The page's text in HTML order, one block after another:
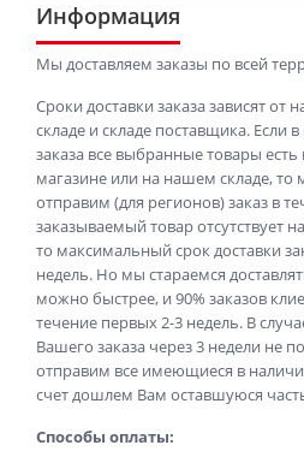
Информация
Мы доставляем заказы по всей
Сроки доставки заказа зависят от
складе и складе поставщика. Если
заказа все выбранные товары
магазине или на нашем складе, то
отправим (для регионов) заказ в
заказываемый товар отсутствует
то максимальный срок доставки
недель. Но мы стараемся
можно быстрее, и 90% заказов
течение первых 2-3 недель. В
Вашего заказа через 3 недели не
отправим все имеющиеся в
счет дошлем Вам оставшуюся
Способы оплаты: